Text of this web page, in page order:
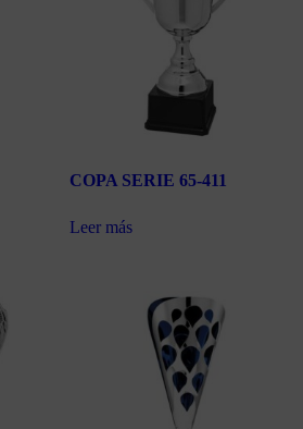
COPA SERIE 65-411
Leer más